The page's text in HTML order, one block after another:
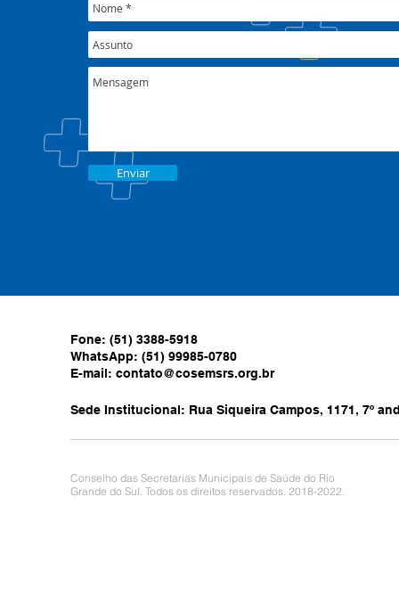
Enviar
Fone: (51) 3388-5918
WhatsApp: (51) 99985-0780
E-mail: contato@cosemsrs.org.br
Sede Institucional: Rua Siqueira Campos, 1171, 7º
Conselho das Secretarias Municipais de Saúde do Rio
Grande do Sul. Todos os direitos reservados. 2018-2022.